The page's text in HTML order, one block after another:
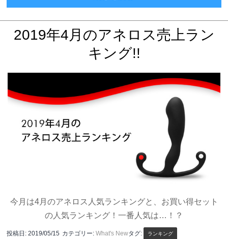
2019年4月のアネロス売上ラン
キング!!
今月は4月のアネロス人気ランキングと、お買い得セット
の人気ランキング！一番人気は…！？
投稿日:2019/05/15 カテゴリー:What's Newタグ: ランキング